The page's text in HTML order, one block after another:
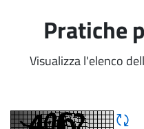
Pratiche
Visualizza l'elenco